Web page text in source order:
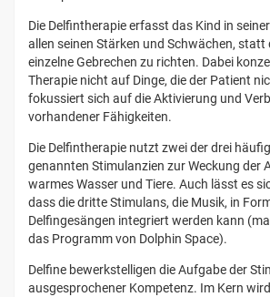
Die Delfintherapie erfasst das Kind in
allen seinen Stärken und Schwächen, statt
einzelne Gebrechen zu richten. Dabei
Therapie nicht auf Dinge, die der Patient
fokussiert sich auf die Aktivierung und
vorhandener Fähigkeiten.
Die Delfintherapie nutzt zwei der drei
genannten Stimulanzien zur Weckung der
warmes Wasser und Tiere. Auch lässt es
dass die dritte Stimulans, die Musik, in
Delfingesängen integriert werden kann
das Programm von Dolphin Space).
Delfine bewerkstelligen die Aufgabe der
ausgesprochener Kompetenz. Im Kern